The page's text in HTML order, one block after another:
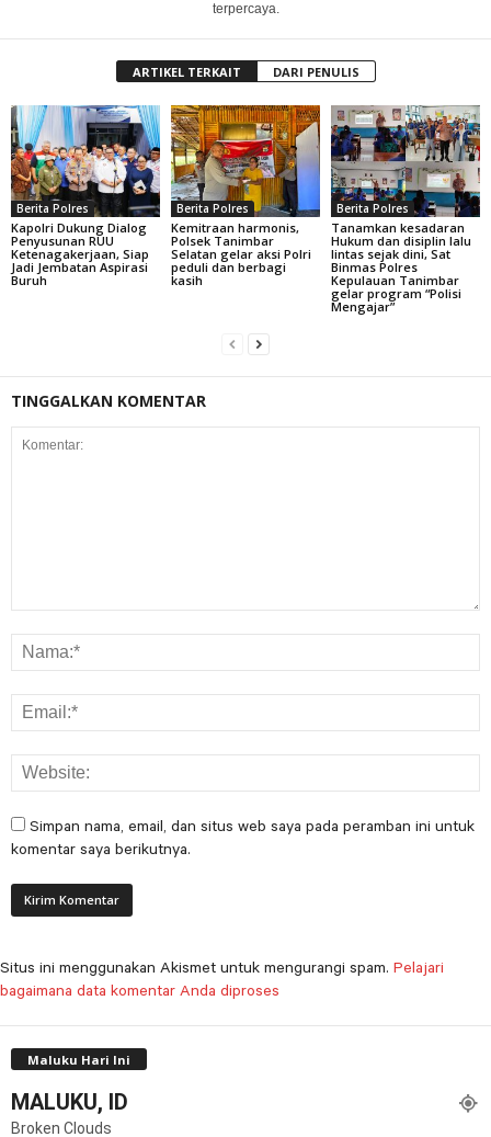
terpercaya.
ARTIKEL TERKAIT DARI PENULIS
Berita Polres
Kapolri Dukung Dialog
Penyusunan RUU
Ketenagakerjaan, Siap
Jadi Jembatan Aspirasi
Buruh
Berita Polres
Kemitraan harmonis,
Polsek Tanimbar
Selatan gelar aksi Polri
peduli dan berbagi
kasih
Berita Polres
Tanamkan kesadaran
Hukum dan disiplin lalu
lintas sejak dini, Sat
Binmas Polres
Kepulauan Tanimbar
gelar program “Polisi
Mengajar”
TINGGALKAN KOMENTAR
Simpan nama, email, dan situs web saya pada peramban ini untuk
komentar saya berikutnya.
Situs ini menggunakan Akismet untuk mengurangi spam. Pelajari
bagaimana data komentar Anda diproses
Maluku Hari Ini
MALUKU, ID
Broken Clouds